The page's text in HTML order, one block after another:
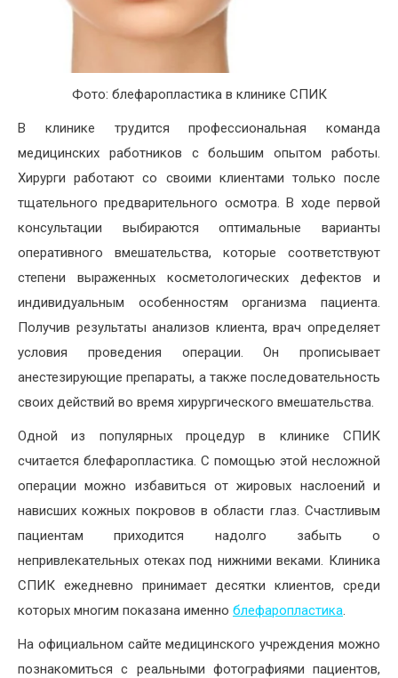
Фото: блефаропластика в клинике СПИК
В клинике трудится профессиональная команда
медицинских работников с большим опытом работы.
Хирурги работают со своими клиентами только после
тщательного предварительного осмотра. В ходе первой
консультации выбираются оптимальные варианты
оперативного вмешательства, которые соответствуют
степени выраженных косметологических дефектов и
индивидуальным особенностям организма пациента.
Получив результаты анализов клиента, врач определяет
условия проведения операции. Он прописывает
анестезирующие препараты, а также последовательность
своих действий во время хирургического вмешательства.
Одной из популярных процедур в клинике СПИК
считается блефаропластика. С помощью этой несложной
операции можно избавиться от жировых наслоений и
нависших кожных покровов в области глаз. Счастливым
пациентам приходится надолго забыть о
непривлекательных отеках под нижними веками. Клиника
СПИК ежедневно принимает десятки клиентов, среди
которых многим показана именно блефаропластика
На официальном сайте медицинского учреждения можно
познакомиться с реальными фотографиями пациентов,